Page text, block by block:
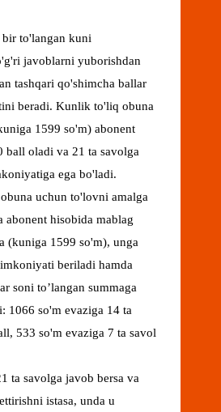
to'langan kuni
javoblarni yuborishdan
tashqari qo'shimcha ballar
beradi. Kunlik to'liq obuna
1599 so'm) abonent
ball oladi va 21 ta savolga
ega bo'ladi.
uchun to'lovni amalga
abonent hisobida mablag
(kuniga 1599 so'm), unga
beriladi hamda
soni to’langan summaga
1066 so'm evaziga 14 ta
533 so'm evaziga 7 ta savol
ta savolga javob bersa va
istasa, unda u